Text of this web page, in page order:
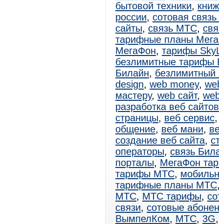
бытовой техники,
россии, сотовая
сайты, связь МТС,
тарифные планы
МегаФон, тарифы
безлимитные тарифы
Билайн,
design, web money,
мастеру, web сайт,
разработка веб сайтов
страницы, веб сервис
общение, веб мани,
создание веб сайта,
операторы, связь
порталы, МегаФон
тарифы МТС,
тарифные планы МТС
МТС, МТС тарифы,
связи, сотовые
ВымпелКом, МТС, 3G